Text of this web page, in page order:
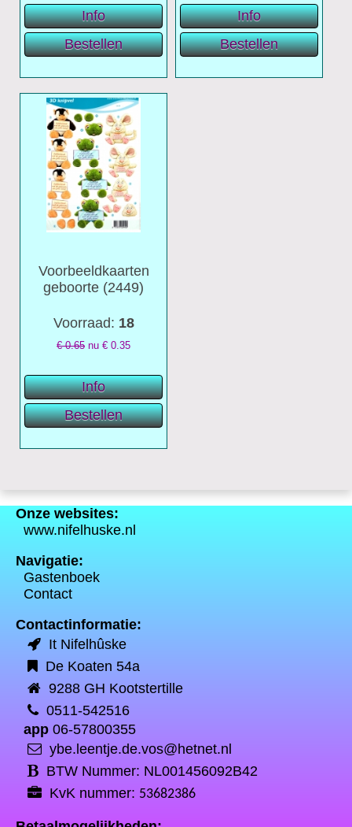
Voorbeeldkaarten
geboorte (2449)
Voorraad: 18
€ 0.65 nu €0.35
Onze websites:
www.nifelhuske.nl
Navigatie:
Gastenboek
Contact
Contactinformatie:
It Nifelhûske
De Koaten 54a
9288 GH Kootstertille
0511-542516
app 06-57800355
ybe.leentje.de.vos@hetnet.nl
BTW Nummer: NL001456092B42
KvK nummer: 53682386